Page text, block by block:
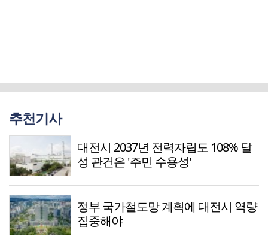
추천기사
대전시 2037년 전력자립도 108% 달
성 관건은 '주민 수용성'
정부 국가철도망 계획에 대전시 역량
집중해야